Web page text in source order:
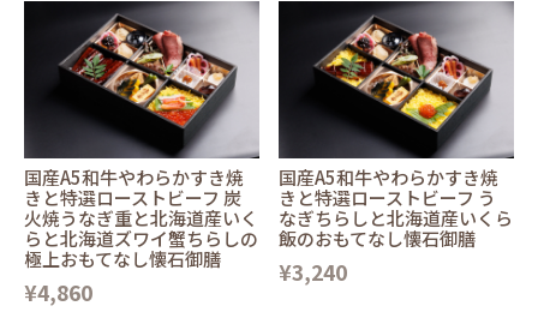
国産A5和牛やわらかすき焼
きと特選ローストビーフ 炭
火焼うなぎ重と北海道産いく
らと北海道ズワイ蟹ちらしの
極上おもてなし懐石御膳
¥4,860
国産A5和牛やわらかすき焼
きと特選ローストビーフ う
なぎちらしと北海道産いくら
飯のおもてなし懐石御膳
¥3,240